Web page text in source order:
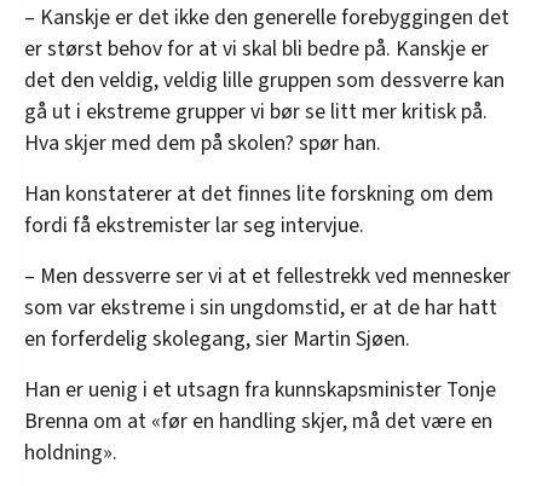
– Kanskje er det ikke den generelle forebyggingen det
er størst behov for at vi skal bli bedre på. Kanskje er
det den veldig, veldig lille gruppen som dessverre kan
gå ut i ekstreme grupper vi bør se litt mer kritisk på.
Hva skjer med dem på skolen? spør han.
Han konstaterer at det finnes lite forskning om dem
fordi få ekstremister lar seg intervjue.
– Men dessverre ser vi at et fellestrekk ved mennesker
som var ekstreme i sin ungdomstid, er at de har hatt
en forferdelig skolegang, sier Martin Sjøen.
Han er uenig i et utsagn fra kunnskapsminister Tonje
Brenna om at «før en handling skjer, må det være en
holdning».